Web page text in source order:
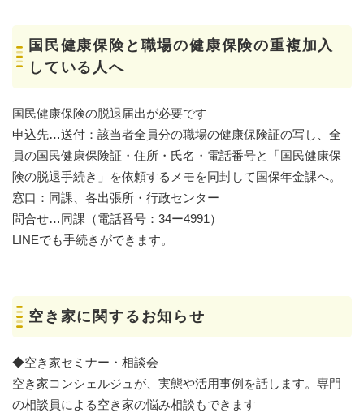
国民健康保険と職場の健康保険の重複加入
している人へ
国民健康保険の脱退届出が必要です
申込先…送付：該当者全員分の職場の健康保険証の写し、全
員の国民健康保険証・住所・氏名・電話番号と「国民健康保
険の脱退手続き」を依頼するメモを同封して国保年金課へ。
窓口：同課、各出張所・行政センター
問合せ…同課（電話番号：34ー4991）
LINEでも手続きができます。
空き家に関するお知らせ
◆空き家セミナー・相談会
空き家コンシェルジュが、実態や活用事例を話します。専門
の相談員による空き家の悩み相談もできます